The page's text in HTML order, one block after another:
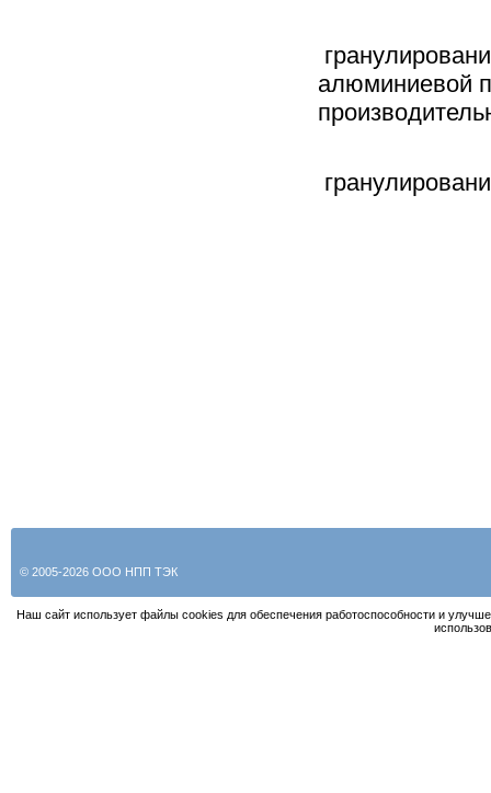
алюминиевой
© 2005-2026 ООО НПП ТЭК
Наш сайт использует файлы cookies для обеспечения работоспособности и